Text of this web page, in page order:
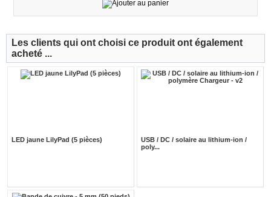
Les clients qui ont choisi ce produit ont également
acheté ...
LED jaune LilyPad (5 pièces)
USB / DC / solaire au lithium-ion /
poly...